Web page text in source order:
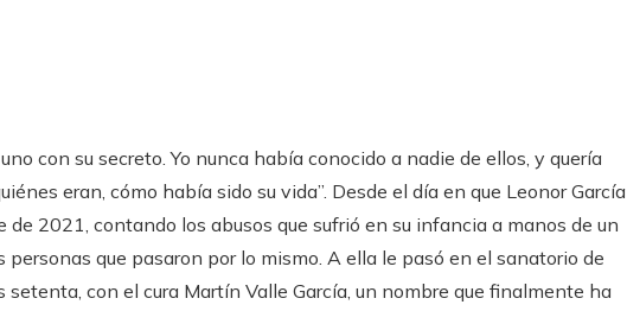
con su secreto. Yo nunca había conocido a nadie de ellos, y quería
eran, cómo había sido su vida”. Desde el día en que Leonor García
de 2021, contando los abusos que sufrió en su infancia a manos de un
personas que pasaron por lo mismo. A ella le pasó en el sanatorio de
con el cura Martín Valle García, un nombre que finalmente ha